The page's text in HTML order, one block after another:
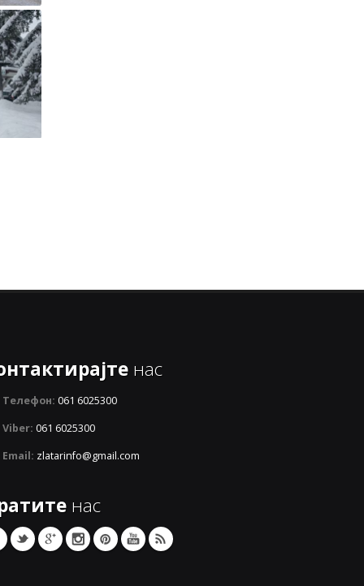
нас
Телефон: 061 6025300
Viber: 061 6025300
Email: zlatarinfo@gmail.com
нас